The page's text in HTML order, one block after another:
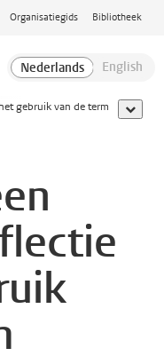
Organisatiegids Bibliotheek
gebruik van de term toon